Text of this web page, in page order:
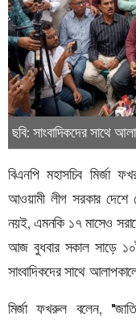
ছবি: সাংবাদিকদের সাথে
বিএনপি মহাসচিব
আওয়ামী লীগ সরকার দেশে
নয়ই, এমনকি ১৭ মাসেও
আজ বুধবার সকাল সাড়ে
সাংবাদিকদের সাথে
মির্জা ফখরুল বলেন,